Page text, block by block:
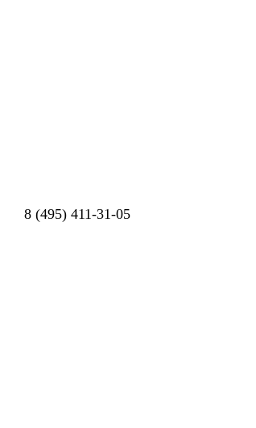
8 (495) 411-31-05